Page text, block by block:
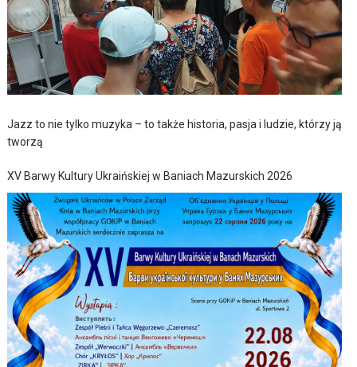
Jazz to nie tylko muzyka – to także historia, pasja i ludzie, którzy ją
tworzą
XV Barwy Kultury Ukraińskiej w Baniach Mazurskich 2026